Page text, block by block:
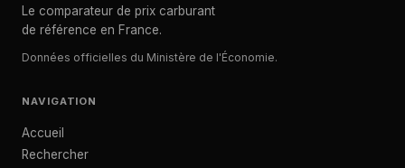
Le comparateur de prix carburant
de référence en France.
Données officielles du Ministère de l'Économie.
NAVIGATION
Accueil
Rechercher